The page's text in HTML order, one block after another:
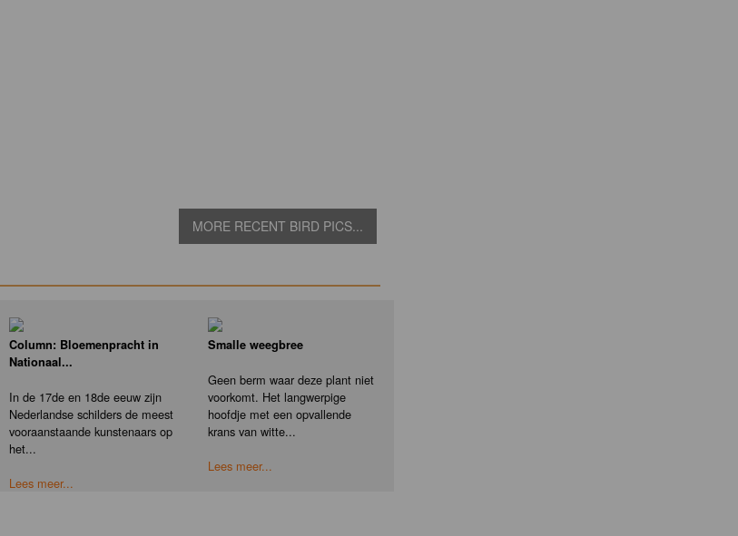
MORE RECENT BIRD PICS...
Column: Bloemenpracht in
Nationaal...
In de 17de en 18de eeuw zijn
Nederlandse schilders de meest
vooraanstaande kunstenaars op
het...
Lees meer...
Smalle weegbree
Geen berm waar deze plant niet
voorkomt. Het langwerpige
hoofdje met een opvallende
krans van witte...
Lees meer...